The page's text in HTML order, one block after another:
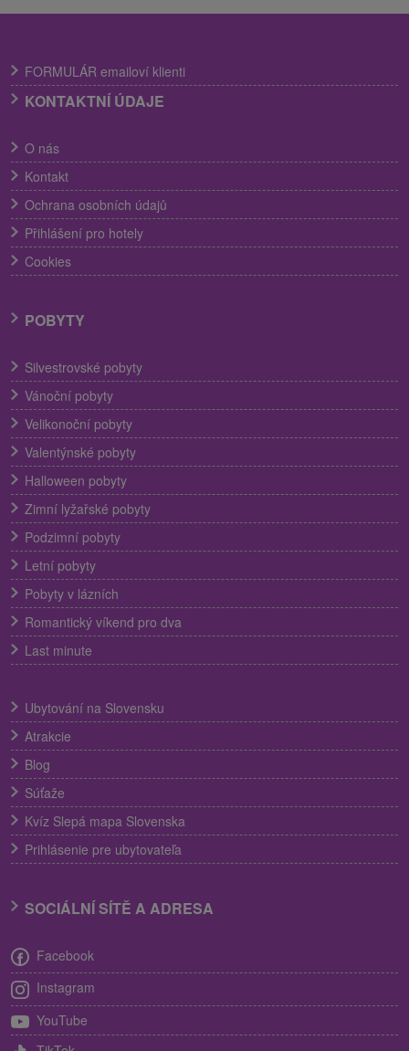
FORMULÁR emailoví klienti
KONTAKTNÍ ÚDAJE
O nás
Kontakt
Ochrana osobních údajů
Přihlášení pro hotely
Cookies
POBYTY
Silvestrovské pobyty
Vánoční pobyty
Velikonoční pobyty
Valentýnské pobyty
Halloween pobyty
Zimní lyžařské pobyty
Podzimní pobyty
Letní pobyty
Pobyty v lázních
Romantický víkend pro dva
Last minute
Ubytování na Slovensku
Atrakcie
Blog
Súťaže
Kvíz Slepá mapa Slovenska
Prihlásenie pre ubytovateľa
SOCIÁLNÍ SÍTĚ A ADRESA
Facebook
Instagram
YouTube